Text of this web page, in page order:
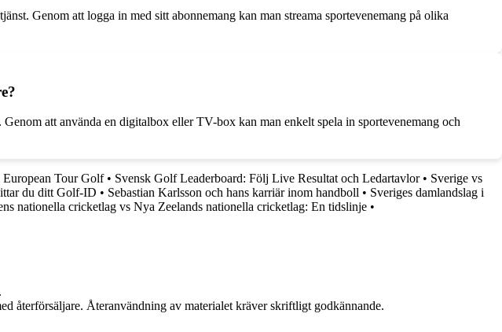
Genom att logga in med sitt abonnemang kan man streama sportevenemang på olika
att använda en digitalbox eller TV-box kan man enkelt spela in sportevenemang och
Tour Golf• Svensk Golf Leaderboard: Följ Live Resultat och Ledartavlor• Sverige vs
du ditt Golf-ID • Sebastian Karlsson och hans karriär inom handboll • Sveriges damlandslag i
nationella cricketlag vs Nya Zeelands nationella cricketlag: En tidslinje •
återförsäljare. Återanvändning av materialet kräver skriftligt godkännande.